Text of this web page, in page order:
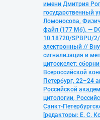
имени Дмитрия
государственный
Ломоносова,
файл (177 Мб). —
10.18720/SPBPU/
электронный //
сигнализация и
цитоскелет:
Всероссийской
Петербург, 22–24
Российской
цитологии,
Санкт-
[редакторы: Е. С.